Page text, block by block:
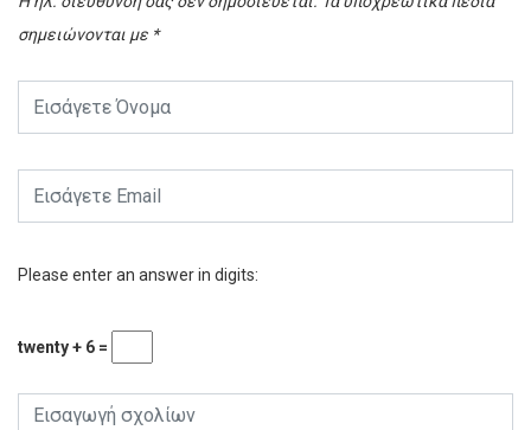
σημειώνονται με *
Please enter an answer in digits:
twenty + 6 =